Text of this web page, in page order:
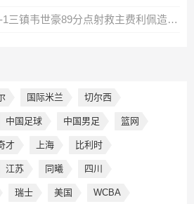
蓉城5连平！蓉城1-1三镇韦世豪89分点射救主费利佩造点李昂破门
国际米兰 切尔西
中国足球 中国男足 篮网
才 上海 比利时
江苏 同曦 四川
瑞士 美国 WCBA